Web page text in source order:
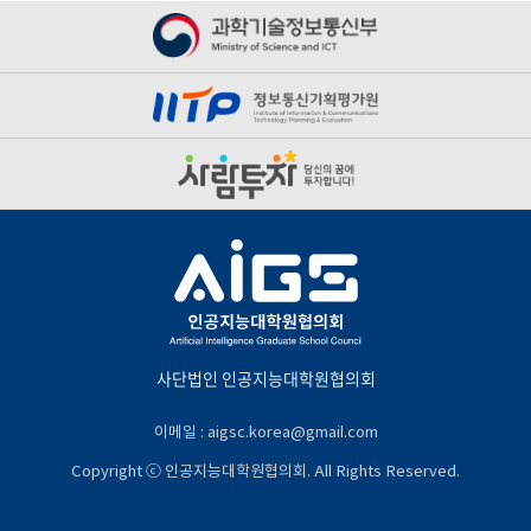
사단법인 인공지능대학원협의회
이메일 : aigsc.korea@gmail.com
Copyright ⓒ 인공지능대학원협의회. All Rights Reserved.